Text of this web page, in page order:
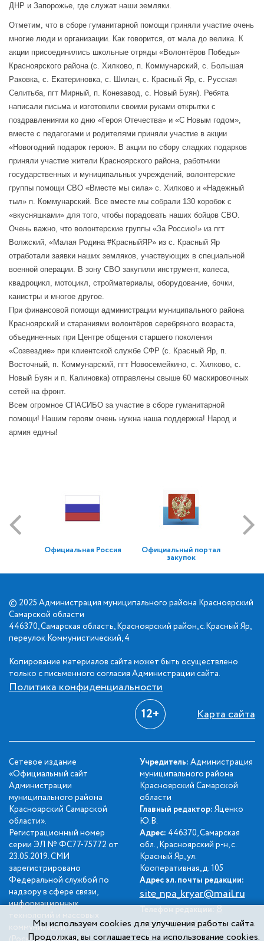
ДНР и Запорожье, где служат наши земляки.
Отметим, что в сборе гуманитарной помощи приняли участие очень
многие люди и организации. Как говорится, от мала до велика. К
акции присоединились школьные отряды «Волонтёров Победы»
Красноярского района (с. Хилково, п. Коммунарский, с. Большая
Раковка, с. Екатериновка, с. Шилан, с. Красный Яр, с. Русская
Селитьба, пгт Мирный, п. Конезавод, с. Новый Буян). Ребята
написали письма и изготовили своими руками открытки с
поздравлениями ко дню «Героя Отечества» и «С Новым годом»,
вместе с педагогами и родителями приняли участие в акции
«Новогодний подарок герою». В акции по сбору сладких подарков
приняли участие жители Красноярского района, работники
государственных и муниципальных учреждений, волонтерские
группы помощи СВО «Вместе мы сила» с. Хилково и «Надежный
тыл» п. Коммунарский. Все вместе мы собрали 130 коробок с
«вкусняшками» для того, чтобы порадовать наших бойцов СВО.
Очень важно, что волонтерские группы «За Россию!» из пгт
Волжский, «Малая Родина #КрасныйЯР» из с. Красный Яр
отработали заявки наших земляков, участвующих в специальной
военной операции. В зону СВО закупили инструмент, колеса,
квадроцикл, мотоцикл, стройматериалы, оборудование, бочки,
канистры и многое другое.
При финансовой помощи администрации муниципального района
Красноярский и стараниями волонтёров серебряного возраста,
объединенных при Центре общения старшего поколения
«Созвездие» при клиентской службе СФР (с. Красный Яр, п.
Восточный, п. Коммунарский, пгт Новосемейкино, с. Хилково, с.
Новый Буян и п. Калиновка) отправлены свыше 60 маскировочных
сетей на фронт.
Всем огромное СПАСИБО за участие в сборе гуманитарной
помощи! Нашим героям очень нужна наша поддержка! Народ и
армия едины!
Официальная Россия Официальный портал
закупок
© 2025 Администрация муниципального района Красноярский
Самарской области
446370, Самарская область, Красноярский район, с.Красный Яр,
переулок Коммунистический, 4
Копирование материалов сайта может быть осуществлено
только с письменного согласия Администрации сайта.
Политика конфиденциальности
12+ Карта сайта
Сетевое издание
«Официальный сайт
Администрации
муниципального района
Красноярский Самарской
области».
Регистрационный номер
серии ЭЛ № ФС77-75772 от
23.05.2019. СМИ
зарегистрировано
Федеральной службой по
надзору в сфере связи,
информационных
технологий и массовых
коммуникаций
Учредитель: Администрация
муниципального района
Красноярский Самарской
области
Главный редактор: Яценко
Ю.В.
Адрес: 446370, Самарская
обл., Красноярский р-н, с.
Красный Яр, ул.
Кооперативная, д. 105
Адрес эл. почты редакции:
site_npa_kryar@mail.ru
Телефон редакции: 8
(84657) 2-34-42
Мы используем cookies для улучшения работы сайта.
Продолжая, вы соглашаетесь на использование cookies.